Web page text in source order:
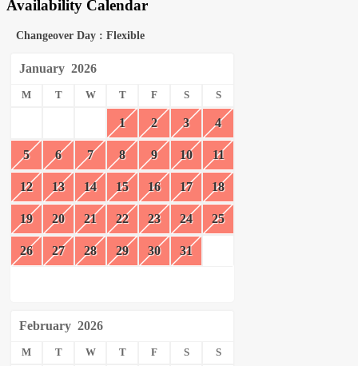
Availability Calendar
Changeover Day : Flexible
January 2026
M T W T F S S
1 2 3 4
5 6 7 8 9 10 11
12 13 14 15 16 17 18
19 20 21 22 23 24 25
26 27 28 29 30 31
February 2026
M T W T F S S